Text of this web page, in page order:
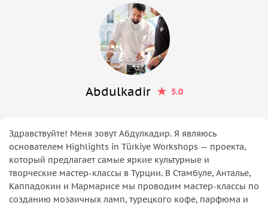
Abdulkadir 5.0
Здравствуйте! Меня зовут Абдулкадир. Я являюсь
основателем Highlights in Türkiye Workshops — проекта,
который предлагает самые яркие культурные и
творческие мастер-классы в Турции. В Стамбуле, Анталье,
Каппадокии и Мармарисе мы проводим мастер-классы по
созданию мозаичных ламп, турецкого кофе, парфюма и